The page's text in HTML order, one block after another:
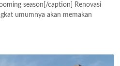
season[/caption] Renovasi
umumnya akan memakan